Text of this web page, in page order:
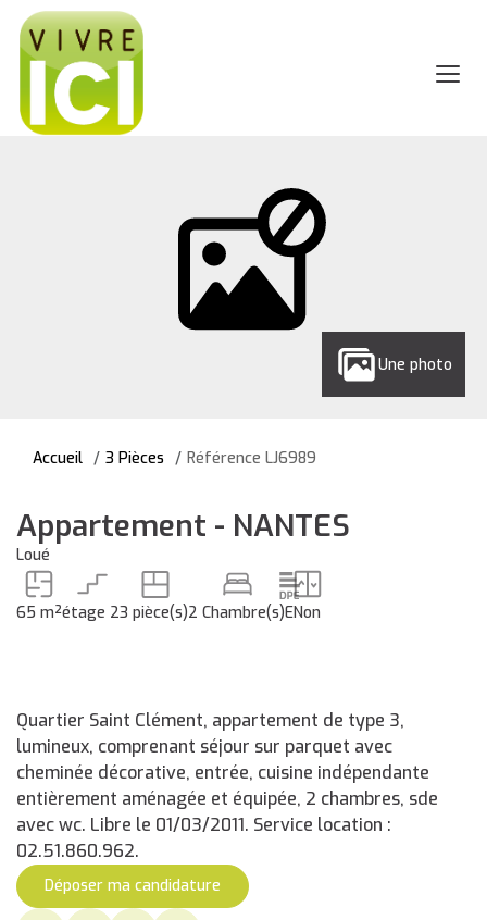
Une photo
Accueil 3 Pièces Référence LJ6989
Appartement - NANTES
Loué
65 m²étage 23 pièce(s)2 Chambre(s)ENon
Quartier Saint Clément, appartement de type 3,
lumineux, comprenant séjour sur parquet avec
cheminée décorative, entrée, cuisine indépendante
entièrement aménagée et équipée, 2 chambres, sde
avec wc. Libre le 01/03/2011. Service location :
02.51.860.962.
Déposer ma candidature